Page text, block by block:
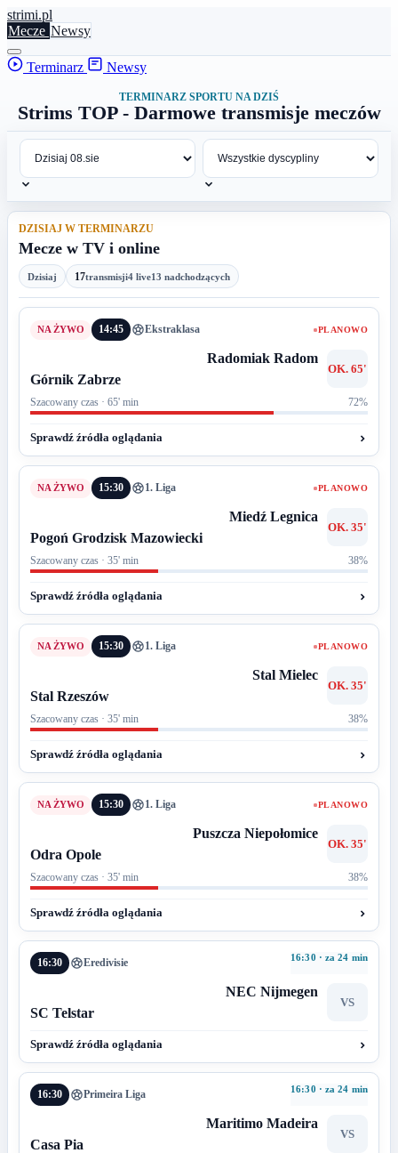
strimi.pl
Mecze Newsy
Terminarz Newsy
TERMINARZ SPORTU NA DZIŚ
Strims TOP - Darmowe transmisje meczów
DZISIAJ W TERMINARZU
Mecze w TV i online
Dzisiaj 17transmisji4 live13 nadchodzących
14:45 Ekstraklasa PLANOWO
Radomiak Radom
OK. 65'
Górnik Zabrze
Szacowany czas · 65' min 72%
Sprawdź źródła oglądania
15:30 1. Liga PLANOWO
Miedź Legnica
OK. 35'
Pogoń Grodzisk Mazowiecki
Szacowany czas · 35' min 38%
Sprawdź źródła oglądania
15:30 1. Liga PLANOWO
Stal Mielec
OK. 35'
Stal Rzeszów
Szacowany czas · 35' min 38%
Sprawdź źródła oglądania
15:30 1. Liga PLANOWO
Puszcza Niepołomice
OK. 35'
Odra Opole
Szacowany czas · 35' min 38%
Sprawdź źródła oglądania
16:30 Eredivisie 16:30 · za 24 min
NEC Nijmegen
VS
SC Telstar
Sprawdź źródła oglądania
16:30 Primeira Liga 16:30 · za 24 min
Maritimo Madeira
VS
Casa Pia